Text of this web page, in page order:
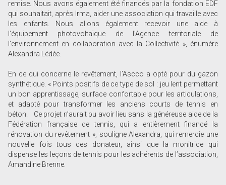
remise. Nous avons également été financés par la fondation EDF
qui souhaitait, après Irma, aider une association qui travaille avec
les enfants. Nous allons également recevoir une aide à
l’équipement photovoltaïque de l’Agence territoriale de
l’environnement en collaboration avec la Collectivité », énumère
Alexandra Lédée.
En ce qui concerne le revêtement, l’Ascco a opté pour du gazon
synthétique. « Points positifs de ce type de sol : jeu lent permettant
un bon apprentissage, surface confortable pour les articulations,
et adapté pour transformer les anciens courts de tennis en
béton. Ce projet n’aurait pu avoir lieu sans la généreuse aide de la
Fédération française de tennis, qui a entièrement financé la
rénovation du revêtement », souligne Alexandra, qui remercie une
nouvelle fois tous ces donateur, ainsi que la monitrice qui
dispense les leçons de tennis pour les adhérents de l’association,
Amandine Brenne.